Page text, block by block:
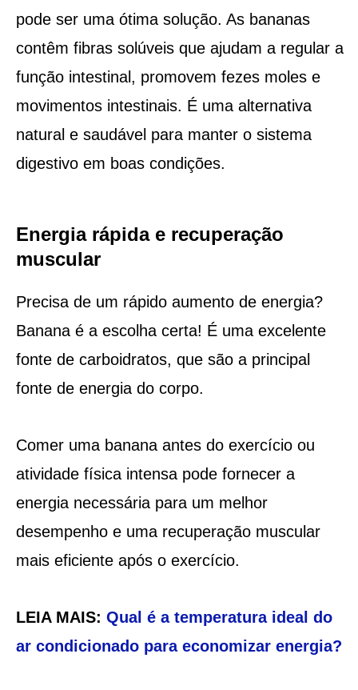
pode ser uma ótima solução. As bananas
contêm fibras solúveis que ajudam a regular a
função intestinal, promovem fezes moles e
movimentos intestinais. É uma alternativa
natural e saudável para manter o sistema
digestivo em boas condições.
Energia rápida e recuperação
muscular
Precisa de um rápido aumento de energia?
Banana é a escolha certa! É uma excelente
fonte de carboidratos, que são a principal
fonte de energia do corpo.
Comer uma banana antes do exercício ou
atividade física intensa pode fornecer a
energia necessária para um melhor
desempenho e uma recuperação muscular
mais eficiente após o exercício.
LEIA MAIS: Qual é a temperatura ideal do
ar condicionado para economizar energia?